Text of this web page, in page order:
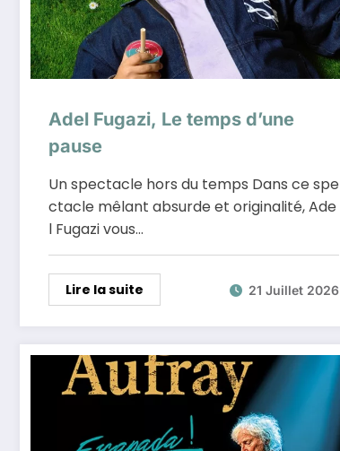
Adel Fugazi, Le temps d’une
pause
Un spectacle hors du temps Dans ce spe
ctacle mêlant absurde et originalité, Ade
l Fugazi vous…
Lire la suite 21 Juillet 2026